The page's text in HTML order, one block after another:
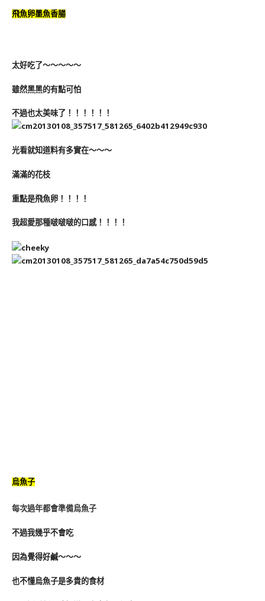
飛魚卵墨魚香腸
太好吃了～～～～～
雖然黑黑的有點可怕
不過也太美味了！！！！！！
光看就知道料有多實在～～～
滿滿的花枝
重點是飛魚卵！！！！
我超愛那種啵啵啵的口感！！！！
烏魚子
每次過年都會準備烏魚子
不過我幾乎不會吃
因為覺得好鹹～～～
也不懂烏魚子是多貴的食材